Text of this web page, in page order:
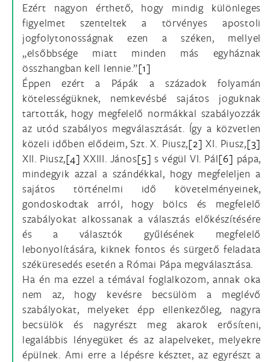
Ezért nagyon érthető, hogy mindig különleges
figyelmet szenteltek a törvényes apostoli
jogfolytonosságnak ezen a széken, mellyel
„elsőbbsége miatt minden más egyháznak
összhangban kell lennie.”[1]
Éppen ezért a Pápák a századok folyamán
kötelességüknek, nemkevésbé sajátos joguknak
tartották, hogy megfelelő normákkal szabályozzák
az utód szabályos megválasztását. Így a közvetlen
közeli időben elődeim, Szt. X. Piusz,[2] XI. Piusz,[3]
XII. Piusz,[4] XXIII. János[5] s végül VI. Pál[6] pápa,
mindegyik azzal a szándékkal, hogy megfeleljen a
sajátos történelmi idő követelményeinek,
gondoskodtak arról, hogy bölcs és megfelelő
szabályokat alkossanak a választás előkészítésére
és a választók gyűlésének megfelelő
lebonyolítására, kiknek fontos és sürgető feladata
széküresedés esetén a Római Pápa megválasztása.
Ha én ma ezzel a témával foglalkozom, annak oka
nem az, hogy kevésre becsülöm a meglévő
szabályokat, melyeket épp ellenkezőleg, nagyra
becsülök és nagyrészt meg akarok erősíteni,
legalábbis lényegüket és az alapelveket, melyekre
épülnek. Ami erre a lépésre késztet, az egyrészt a